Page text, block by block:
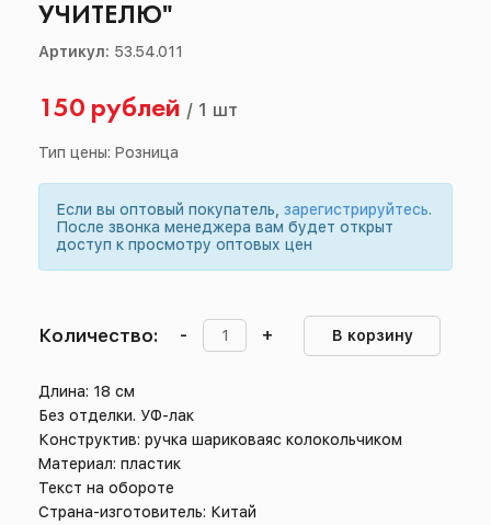
УЧИТЕЛЮ"
Артикул: 53.54.011
150 рублей / 1 шт
Тип цены: Розница
Если вы оптовый покупатель, зарегистрируйтесь.
После звонка менеджера вам будет открыт
доступ к просмотру оптовых цен
Количество: - + В корзину
Длина: 18 см
Без отделки. УФ-лак
Конструктив: ручка шариковаяс колокольчиком
Материал: пластик
Текст на обороте
Страна-изготовитель: Китай